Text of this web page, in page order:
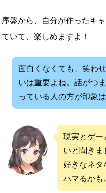
序盤から、自分が作ったキ
ていて、楽しめますよ！
面白くなくても、笑わ
いは重要よね。話がつ
っている人の方が印象
現実とゲー
いと聞きま
好きなネタ
ハマるか